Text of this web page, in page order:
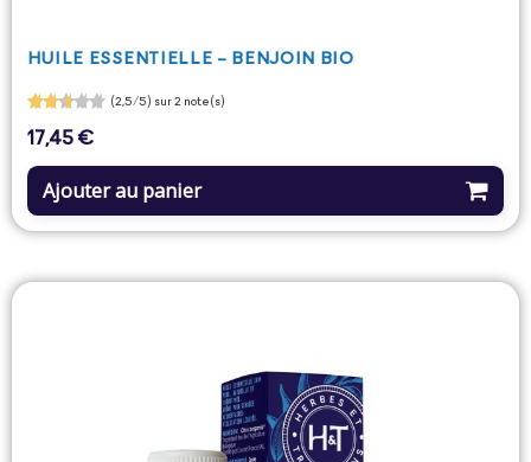
HUILE ESSENTIELLE - BENJOIN BIO
(2,5/5) sur 2 note(s)
Prix
17,45 €
Ajouter au panier